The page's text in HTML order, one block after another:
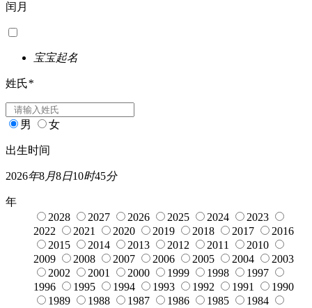
闰月
宝宝起名
姓氏*
男 女
出生时间
2026年8月8日10时45分
年
2028
2027 2026 2025 2024
2023
2022
2021 2020 2019 2018 2017
2016
2015
2014 2013 2012 2011
2010
2009
2008 2007 2006 2005 2004
2003
2002
2001 2000 1999 1998
1997
1996
1995 1994 1993 1992 1991
1990
1989
1988 1987 1986 1985
1984